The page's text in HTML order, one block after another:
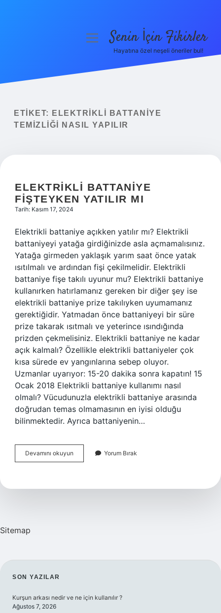
Yasal Uyarı
menüyüSenin İçin Fikirler
Hayatına özel neşeli öneriler bul!
ETIKET:
ELEKTRIKLI BATTANIYE
TEMIZLIĞI NASIL YAPILIR
ELEKTRIKLI BATTANIYE
FIŞTEYKEN YATILIR MI
Tarih: Kasım 17, 2024
Elektrikli battaniye açıkken yatılır mı? Elektrikli
battaniyeyi yatağa girdiğinizde asla açmamalısınız.
Yatağa girmeden yaklaşık yarım saat önce yatak
ısıtılmalı ve ardından fişi çekilmelidir. Elektrikli
battaniye fişe takılı uyunur mu? Elektrikli battaniye
kullanırken hatırlamanız gereken bir diğer şey ise
elektrikli battaniye prize takılıyken uyumamanız
gerektiğidir. Yatmadan önce battaniyeyi bir süre
prize takarak ısıtmalı ve yeterince ısındığında
prizden çekmelisiniz. Elektrikli battaniye ne kadar
açık kalmalı? Özellikle elektrikli battaniyeler çok
kısa sürede ev yangınlarına sebep oluyor.
Uzmanlar uyarıyor: 15-20 dakika sonra kapatın! 15
Ocak 2018 Elektrikli battaniye kullanımı nasıl
olmalı? Vücudunuzla elektrikli battaniye arasında
doğrudan temas olmamasının en iyisi olduğu
bilinmektedir. Ayrıca battaniyenin…
Devamını okuyun Elektrikli
Battaniye
Mı
Yorum Bırak
Sitemap
SIDEBAR
SON YAZILAR
Kurşun arkası nedir ve ne için kullanılır ?
Ağustos 7, 2026